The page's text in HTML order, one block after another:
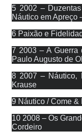
5 2002 –
Náutico em Apreço
6 Paixão e
7 2003 – A Guerra
Paulo Augusto de
8 2007 – Náutico,
Krause
9 Náutico / Come &
10 2008 – Os
Cordeiro